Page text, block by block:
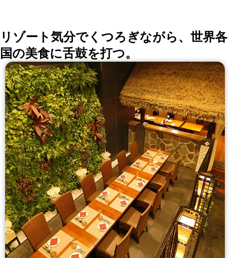
リゾート気分でくつろぎながら、世界各
国の美食に舌鼓を打つ。